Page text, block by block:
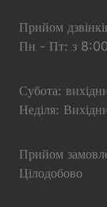
Прийом
Пн - Пт: з
Субота:
Неділя:
Прийом
Цілодобово